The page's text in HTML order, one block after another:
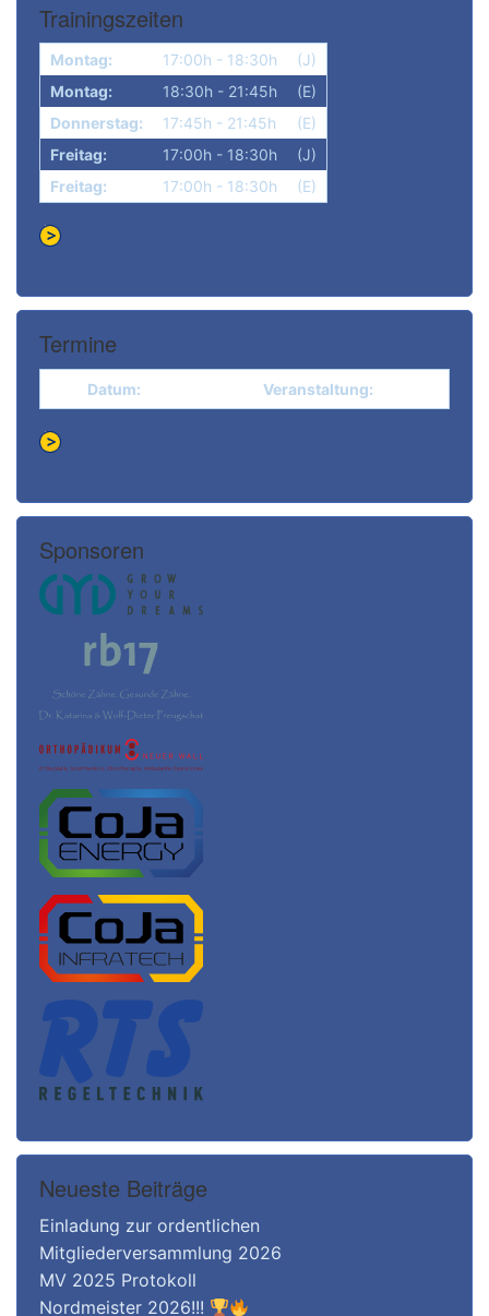
Trainingszeiten
Montag: 17:00h - 18:30h
(J)
Montag:
18:30h - 21:45h
(E)
Donnerstag:
17:45h - 21:45h
(E)
Freitag:
17:00h - 18:30h
(J)
Freitag:
17:00h - 18:30h (E)
Termine
Datum: Veranstaltung:
Sponsoren
Neueste Beiträge
Einladung zur ordentlichen
Mitgliederversammlung 2026
MV 2025 Protokoll
Nordmeister 2026!!!